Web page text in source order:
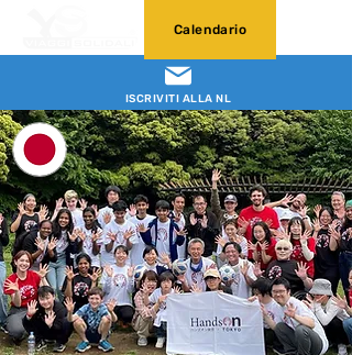
ISCRIVITI ALLA NL
Calendario